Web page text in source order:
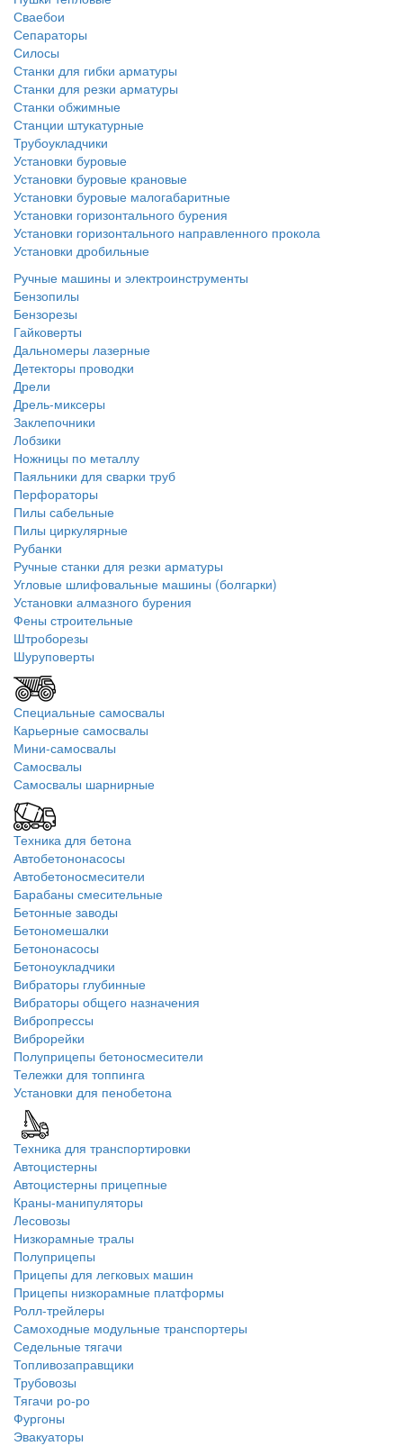
Сваебои
Сепараторы
Силосы
Станки для гибки арматуры
Станки для резки арматуры
Станки обжимные
Станции штукатурные
Трубоукладчики
Установки буровые
Установки буровые крановые
Установки буровые малогабаритные
Установки горизонтального бурения
Установки горизонтального направленного прокола
Установки дробильные
Ручные машины и электроинструменты
Бензопилы
Бензорезы
Гайковерты
Дальномеры лазерные
Детекторы проводки
Дрели
Дрель-миксеры
Заклепочники
Лобзики
Ножницы по металлу
Паяльники для сварки труб
Перфораторы
Пилы сабельные
Пилы циркулярные
Рубанки
Ручные станки для резки арматуры
Угловые шлифовальные машины (болгарки)
Установки алмазного бурения
Фены строительные
Штроборезы
Шуруповерты
Специальные самосвалы
Карьерные самосвалы
Мини-самосвалы
Самосвалы
Самосвалы шарнирные
Техника для бетона
Автобетононасосы
Автобетоносмесители
Барабаны смесительные
Бетонные заводы
Бетономешалки
Бетононасосы
Бетоноукладчики
Вибраторы глубинные
Вибраторы общего назначения
Вибропрессы
Виброрейки
Полуприцепы бетоносмесители
Тележки для топпинга
Установки для пенобетона
Техника для транспортировки
Автоцистерны
Автоцистерны прицепные
Краны-манипуляторы
Лесовозы
Низкорамные тралы
Полуприцепы
Прицепы для легковых машин
Прицепы низкорамные платформы
Ролл-трейлеры
Самоходные модульные транспортеры
Седельные тягачи
Топливозаправщики
Трубовозы
Тягачи ро-ро
Фургоны
Эвакуаторы